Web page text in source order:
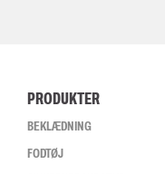
PRODUKTER
BEKLÆDNING
FODTØJ